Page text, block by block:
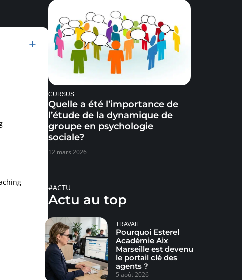
CURSUS
Quelle a été l’importance de
l’étude de la dynamique de
groupe en psychologie
sociale?
12 mars 2026
#ACTU
Actu au top
TRAVAIL
Pourquoi Esterel
Académie Aix
Marseille est devenu
le portail clé des
agents ?
5 août 2026